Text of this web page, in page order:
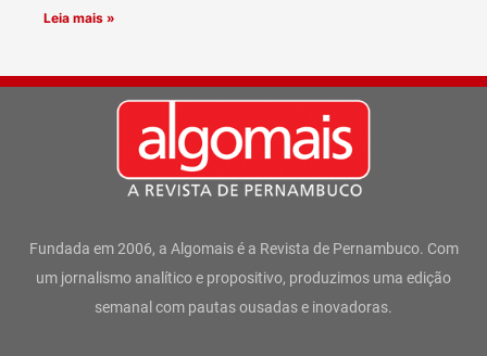
Leia mais »
Fundada em 2006, a Algomais é a Revista de Pernambuco. Com
um jornalismo analítico e propositivo, produzimos uma edição
semanal com pautas ousadas e inovadoras.